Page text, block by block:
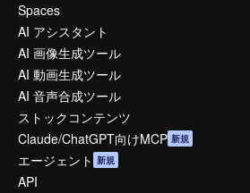
Spaces
AI アシスタント
AI 画像生成ツール
AI 動画生成ツール
AI 音声合成ツール
ストックコンテンツ
Claude/ChatGPT向けMCP 新規
エージェント 新規
API